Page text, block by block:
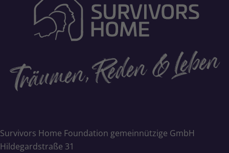
Survivors Home Foundation gemeinnützige GmbH
Hildegardstraße 31